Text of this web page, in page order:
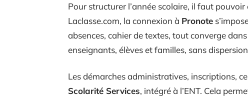
Pour structurer l’année scolaire, il faut
Laclasse.com, la connexion à Pronote
absences, cahier de textes, tout converge
enseignants, élèves et familles, sans
Les démarches administratives, inscriptions,
Scolarité Services, intégré à l’ENT. Cela